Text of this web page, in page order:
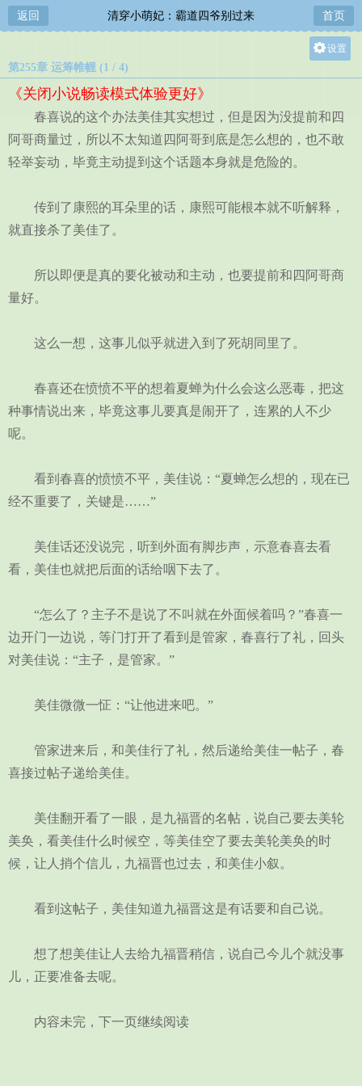
返回 清穿小萌妃：霸道四爷别过来 首页
设置
中
小
第255章 运筹帷幄 (1 / 4)
《关闭小说畅读模式体验更好》
春喜说的这个办法美佳其实想过，但是因为没提前和四
阿哥商量过，所以不太知道四阿哥到底是怎么想的，也不敢
轻举妄动，毕竟主动提到这个话题本身就是危险的。
传到了康熙的耳朵里的话，康熙可能根本就不听解释，
就直接杀了美佳了。
所以即便是真的要化被动和主动，也要提前和四阿哥商
量好。
这么一想，这事儿似乎就进入到了死胡同里了。
春喜还在愤愤不平的想着夏蝉为什么会这么恶毒，把这
种事情说出来，毕竟这事儿要真是闹开了，连累的人不少
呢。
看到春喜的愤愤不平，美佳说：“夏蝉怎么想的，现在已
经不重要了，关键是……”
美佳话还没说完，听到外面有脚步声，示意春喜去看
看，美佳也就把后面的话给咽下去了。
“怎么了？主子不是说了不叫就在外面候着吗？”春喜一
边开门一边说，等门打开了看到是管家，春喜行了礼，回头
对美佳说：“主子，是管家。”
美佳微微一怔：“让他进来吧。”
管家进来后，和美佳行了礼，然后递给美佳一帖子，春
喜接过帖子递给美佳。
美佳翻开看了一眼，是九福晋的名帖，说自己要去美轮
美奂，看美佳什么时候空，等美佳空了要去美轮美奂的时
候，让人捎个信儿，九福晋也过去，和美佳小叙。
看到这帖子，美佳知道九福晋这是有话要和自己说。
想了想美佳让人去给九福晋稍信，说自己今儿个就没事
儿，正要准备去呢。
内容未完，下一页继续阅读